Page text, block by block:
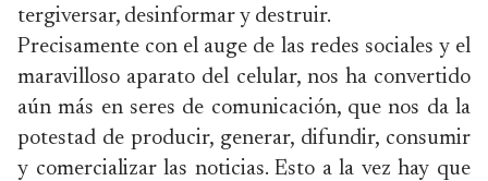
tergiversar, desinformar y destruir.
Precisamente con el auge de las redes sociales y el
maravilloso aparato del celular, nos ha convertido
aún más en seres de comunicación, que nos da la
potestad de producir, generar, difundir, consumir
y comercializar las noticias. Esto a la vez hay que